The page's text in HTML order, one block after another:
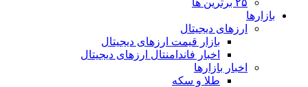
۲۵ برترین ها
بازارها
ارزهای دیجیتال
بازار قیمت ارزهای دیجیتال
اخبار فاندامنتال ارزهای دیجیتال
اخبار بازارها
طلا و سکه